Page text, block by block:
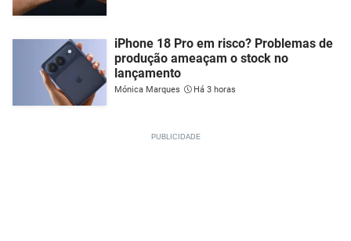
iPhone 18 Pro em risco? Problemas de
produção ameaçam o stock no
lançamento
Mónica Marques Há 3 horas